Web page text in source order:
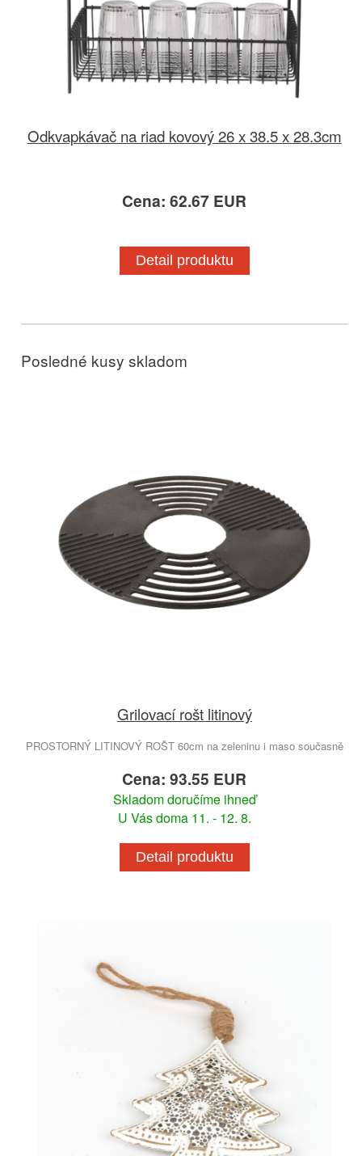
Odkvapkávač na riad kovový 26 x 38.5 x 28.3cm
Cena: 62.67 EUR
Detail produktu
Posledné kusy skladom
Grilovací rošt litinový
PROSTORNÝ LITINOVÝ ROŠT 60cm na zeleninu i maso současně
Cena: 93.55 EUR
Skladom doručíme ihneď
U Vás doma 11. - 12. 8.
Detail produktu